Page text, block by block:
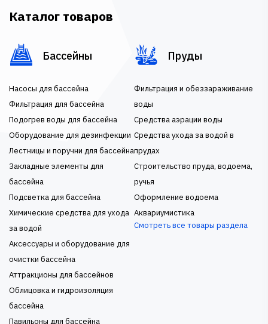
Каталог товаров
Бассейны
Насосы для бассейна
Фильтрация для бассейна
Подогрев воды для бассейна
Оборудование для дезинфекции
Лестницы и поручни для бассейна
Закладные элементы для
бассейна
Подсветка для бассейна
Химические средства для ухода
за водой
Аксессуары и оборудование для
очистки бассейна
Аттракционы для бассейнов
Облицовка и гидроизоляция
бассейна
Павильоны для бассейна
Пруды
Фильтрация и обеззараживание
воды
Средства аэрации воды
Средства ухода за водой в
прудах
Строительство пруда, водоема,
ручья
Оформление водоема
Аквариумистика
Смотреть все товары раздела